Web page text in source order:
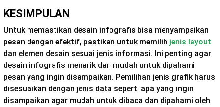
KESIMPULAN
Untuk memastikan desain infografis bisa menyampaikan
pesan dengan efektif, pastikan untuk memilih jenis layout
dan elemen desain sesuai jenis informasi. Ini penting agar
desain infografis menarik dan mudah untuk dipahami
pesan yang ingin disampaikan. Pemilihan jenis grafik harus
disesuaikan dengan jenis data seperti apa yang ingin
disampaikan agar mudah untuk dibaca dan dipahami oleh